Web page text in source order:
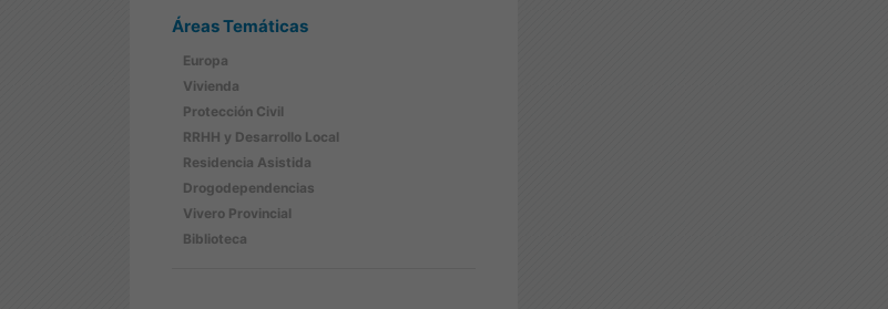
Áreas Temáticas
Europa
Vivienda
Protección Civil
RRHH y Desarrollo Local
Residencia Asistida
Drogodependencias
Vivero Provincial
Biblioteca